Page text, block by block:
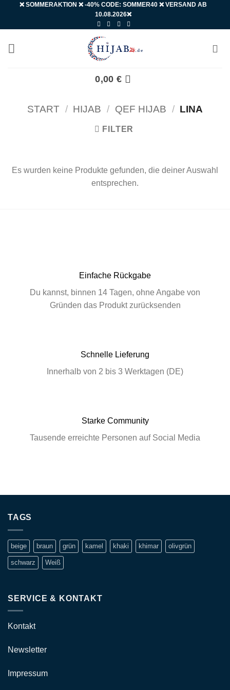
springen
❌ SOMMERAKTION ❌ -40% CODE: SOMMER40 ❌ VERSAND AB
10.08.2026❌
0,00€
START / HIJAB / QEF HIJAB / LINA
FILTER
Es wurden keine Produkte gefunden, die deiner Auswahl
entsprechen.
Einfache Rückgabe
Du kannst, binnen 14 Tagen, ohne Angabe von
Gründen das Produkt zurücksenden
Schnelle Lieferung
Innerhalb von 2 bis 3 Werktagen (DE)
Starke Community
Tausende erreichte Personen auf Social Media
TAGS
beige braun grün kamel khaki khimar olivgrün
schwarz Weiß
SERVICE & KONTAKT
Kontakt
Newsletter
Impressum